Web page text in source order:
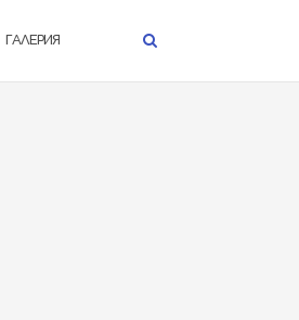
ГАЛЕРИЯ